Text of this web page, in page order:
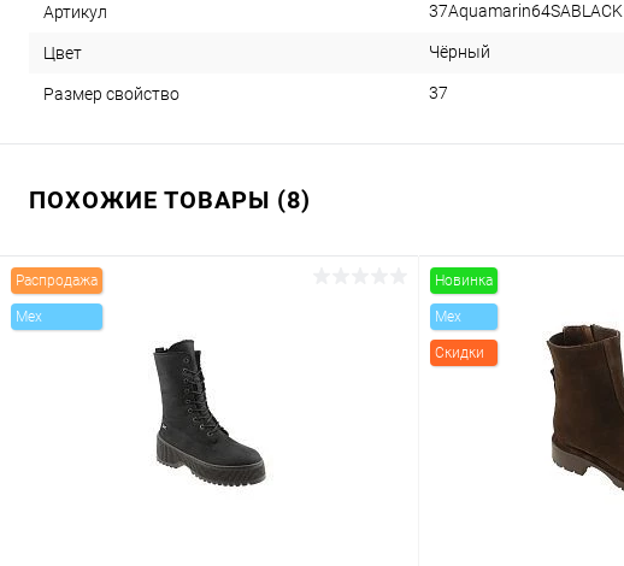
Артикул 37Aquamarin64SABLACK
Цвет Чёрный
Размер свойство 37
ПОХОЖИЕ ТОВАРЫ (8)
Распродажа
Mex
Новинка
Mex
Скидки